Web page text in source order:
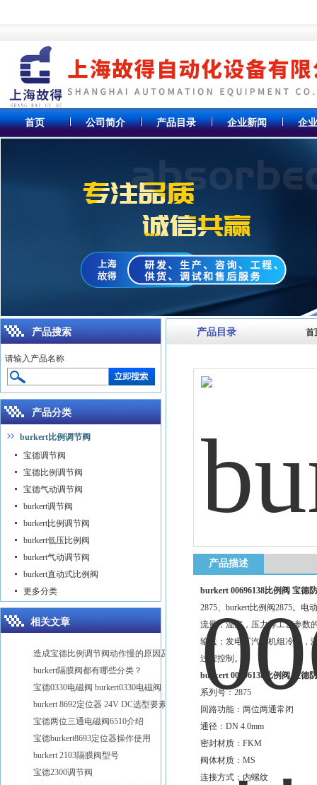
首页 公司简介 产品目录 企业新闻 企
产品目录 首
产品描述
burkert 00696138比例阀 宝德
2875、burkert比例阀2875。
流量，温度，压力等工艺参数
输送；发电厂汽轮机组冷却，
过程控制。
burkert 00696138比例阀 宝德
系列号：2875
回路功能：两位两通常闭
通径：DN 4.0mm
密封材质：FKM
阀体材质：MS
连接方式：内螺纹
产品搜索
请输入产品名称
产品分类
burkert比例调节阀
宝德调节阀
宝德比例调节阀
宝德气动调节阀
burkert调节阀
burkert比例调节阀
burkert低压比例阀
burkert气动调节阀
burkert直动式比例阀
更多分类
相关文章
burkert隔膜阀都有哪些分类？
宝德0330电磁阀 burkert0330电磁阀
burkert 8692定位器 24V DC选型要素
宝德两位三通电磁阀6510介绍
宝德burkert8693定位器操作使用
burkert 2103隔膜阀型号
宝德2300调节阀